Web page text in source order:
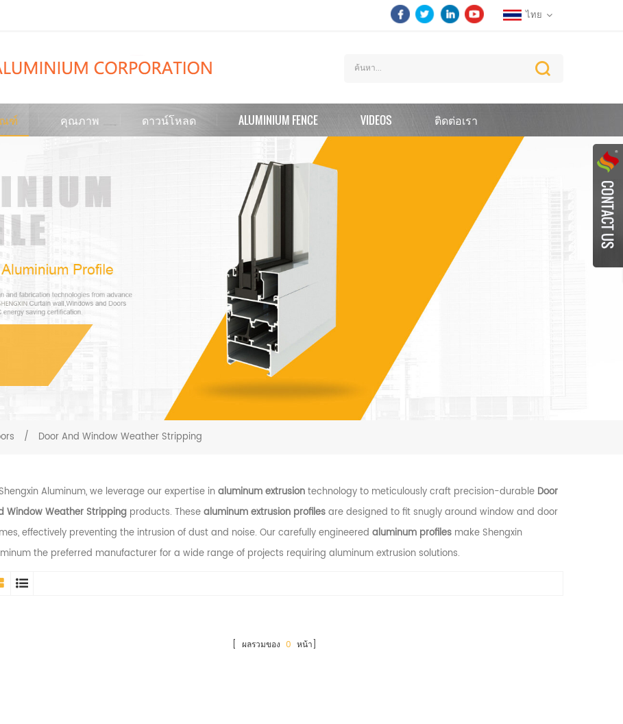
ไทย
ฑ์ คุณภาพ ดาวน์โหลด ALUMINIUM FENCE VIDEOS ติดต่อเรา
/ Door And Window Weather Stripping
Aluminum, we leverage our expertise inaluminum extrusiontechnology to meticulously craft precision-durable Door
Window Weather Strippingproducts. Thesealuminum extrusion profilesare designed to fit snugly around window and door
effectively preventing the intrusion of dust and noise. Our carefully engineered aluminum profilesmake Shengxin
the preferred manufacturer for a wide range of projects requiring aluminum extrusion solutions.
[ ผลรวมของ0 หน้า]